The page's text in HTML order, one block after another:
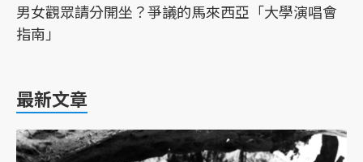
男女觀眾請分開坐？爭議的馬來西亞「大學演唱會
指南」
最新文章